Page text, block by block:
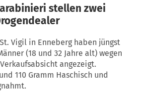
stellen zwei
Vigil in Enneberg haben jüngst
(18 und 32 Jahre alt) wegen
angezeigt.
110 Gramm Haschisch und